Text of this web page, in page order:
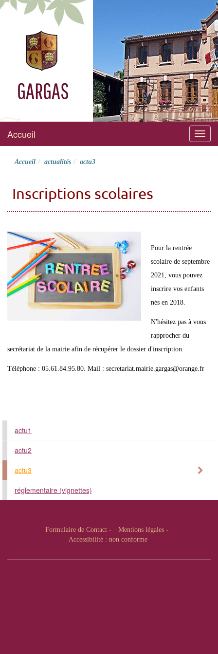
GARGAS
Menu
Accueil
Accueil actualités actu3
Inscriptions scolaires
Pour la rentrée
scolaire de septembre
2021, vous pouvez
inscrire vos enfants
nés en 2018.
N'hésitez pas à vous
rapprocher du
secrétariat de la mairie afin de récupérer le dossier d'inscription.
Téléphone : 05.61.84.95.80. Mail : secretariat.mairie.gargas@orange.fr
actu1
actu2
actu3
réglementaire (vignettes)
Formulaire de Contact - Mentions légales -
Accessibilité : non conforme